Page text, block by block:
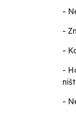
-
-
-
-
-